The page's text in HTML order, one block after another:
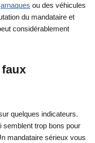
arnaques ou des véhicules
du mandataire et
considérablement
quelques indicateurs.
semblent trop bons pour
mandataire sérieux vous